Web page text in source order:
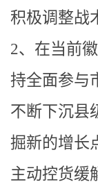
积极调整战
2、在当前
持全面参与
不断下沉县
掘新的增长
主动控货缓